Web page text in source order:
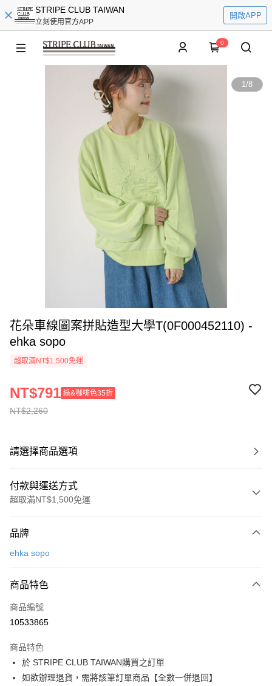
STRIPE CLUB TAIWAN
立刻使用官方APP
開啟APP
0
1/8
花朵車線圖案拼貼造型大學T(0F000452110) -
ehka sopo
超取滿NT$1,500免運
NT$2,260
NT$791 綠&咖啡色35折
請選擇商品選項
付款與運送方式
超取滿NT$1,500免運
信用卡一次付款
3 期 0 利率 每期
合作金庫商業銀行
上海商業儲蓄銀行
臺灣中小企業銀行
匯豐（台灣）商業銀行
華泰商業銀行
聯邦商業銀行
遠東國際商業銀行
超商取貨付款
LINE Pay
Apple Pay
街口支付
品牌
ehka sopo
商品特色
商品編號
10533865
商品特色
於 STRIPE CLUB TAIWAN購買之訂單
如欲辦理退貨，需將該筆訂單商品【全數一併退回】